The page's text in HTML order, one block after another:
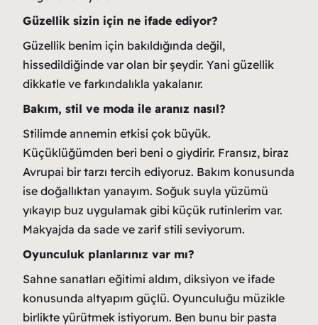
Güzellik sizin için ne ifade ediyor?
Güzellik benim için bakıldığında değil,
hissedildiğinde var olan bir şeydir. Yani güzellik
dikkatle ve farkındalıkla yakalanır.
Bakım, stil ve moda ile aranız nasıl?
Stilimde annemin etkisi çok büyük.
Küçüklüğümden beri beni o giydirir. Fransız, biraz
Avrupai bir tarzı tercih ediyoruz. Bakım konusunda
ise doğallıktan yanayım. Soğuk suyla yüzümü
yıkayıp buz uygulamak gibi küçük rutinlerim var.
Makyajda da sade ve zarif stili seviyorum.
Oyunculuk planlarınız var mı?
Sahne sanatları eğitimi aldım, diksiyon ve ifade
konusunda altyapım güçlü. Oyunculuğu müzikle
birlikte yürütmek istiyorum. Ben bunu bir pasta